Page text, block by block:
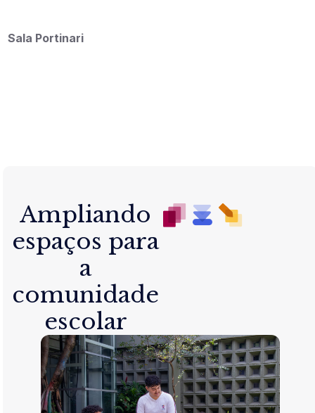
Sala Portinari
Ampliando
espaços para
a
comunidade
escolar